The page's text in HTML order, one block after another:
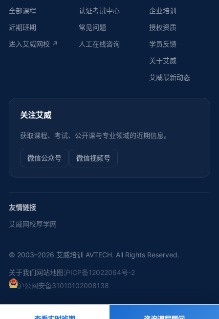
全部课程
近期班期
进入艾威网校 ↗
认证考试中心
常见问题
人工在线咨询
企业培训
授权资质
学员反馈
关于艾威
艾威最新动态
关注艾威
获取课程、考试、公开课与专业领域的近期信息。
微信公众号 微信视频号
友情链接
艾威网校厚学网
© 2003–2026 艾威培训 AVTECH. All Rights Reserved.
关于我们网站地图沪ICP备12022064号-2
沪公网安备31010102008138